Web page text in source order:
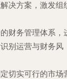
决方案，激发组
财务管理体系，
别运营与财务风
切实可行的市场